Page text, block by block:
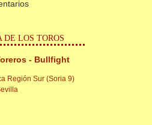
DE LOS TOROS
- Bullfight
Región Sur (Soria 9)